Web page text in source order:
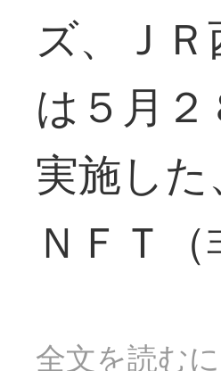
ズ、Ｊ
は５月
実施し
ＮＦＴ
全文を読む